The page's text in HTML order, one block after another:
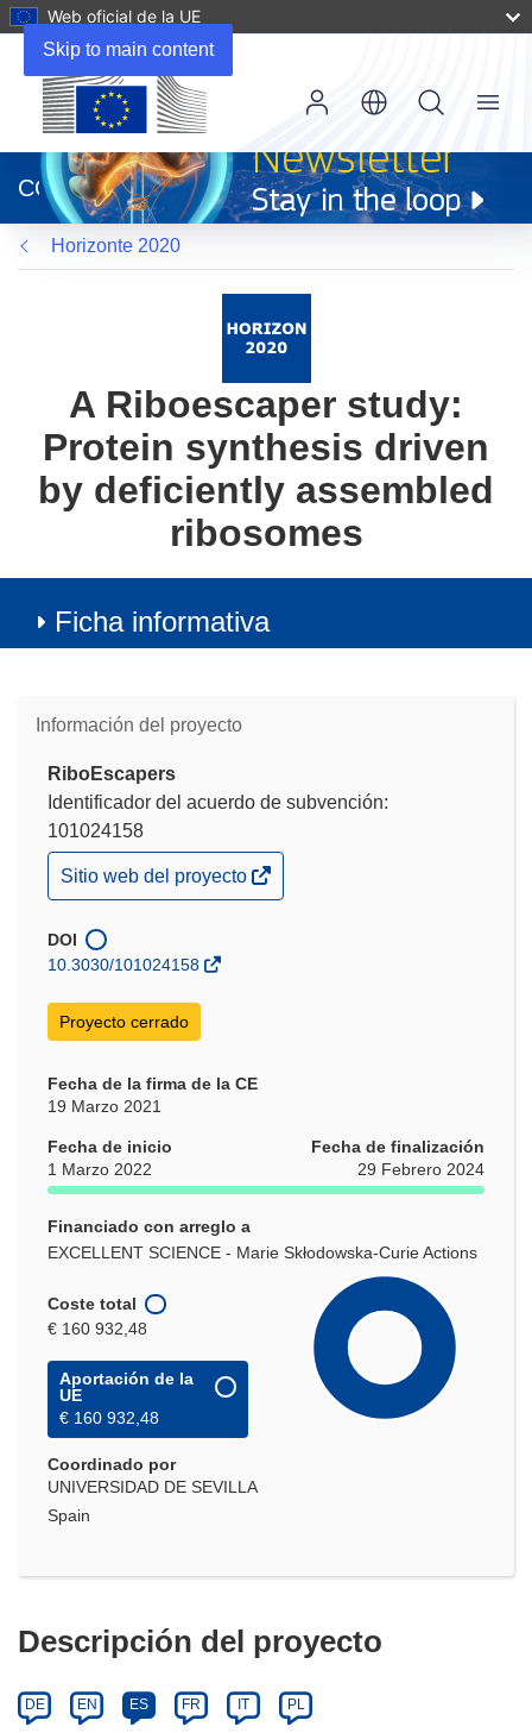
Skip to main content
Web oficial de la UE
abrirá
en
una
nueva
ventana)
CORDIS
Menu
Horizonte 2020
A Riboescaper study:
Protein synthesis driven
by deficiently assembled
ribosomes
Ficha informativa
Información del proyecto
RiboEscapers
Identificador del acuerdo de subvención:
101024158
(se
abrirá
una
nueva
Sitio web del proyecto
DOI
10.3030/101024158
Proyecto cerrado
Fecha de la firma de la CE
19 Marzo 2021
Fecha de inicio
1 Marzo 2022
Fecha de finalización
29 Febrero 2024
Financiado con arreglo a
EXCELLENT SCIENCE - Marie Skłodowska-Curie Actions
Coste total
€ 160 932,48
Aportación de la
UE
€ 160 932,48
Coordinado por
UNIVERSIDAD DE SEVILLA
Spain
Descripción del proyecto
DE EN ES FR IT PL